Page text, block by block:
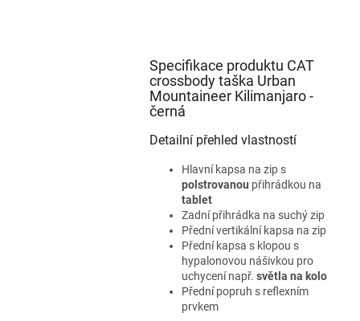
Specifikace produktu CAT
crossbody taška Urban
Mountaineer Kilimanjaro -
černá
Detailní přehled vlastností
Hlavní kapsa na zip s
polstrovanou přihrádkou na
tablet
Zadní přihrádka na suchý zip
Přední vertikální kapsa na zip
Přední kapsa s klopou s
hypalonovou nášivkou pro
uchycení např. světla na kolo
Přední popruh s reflexním
prvkem